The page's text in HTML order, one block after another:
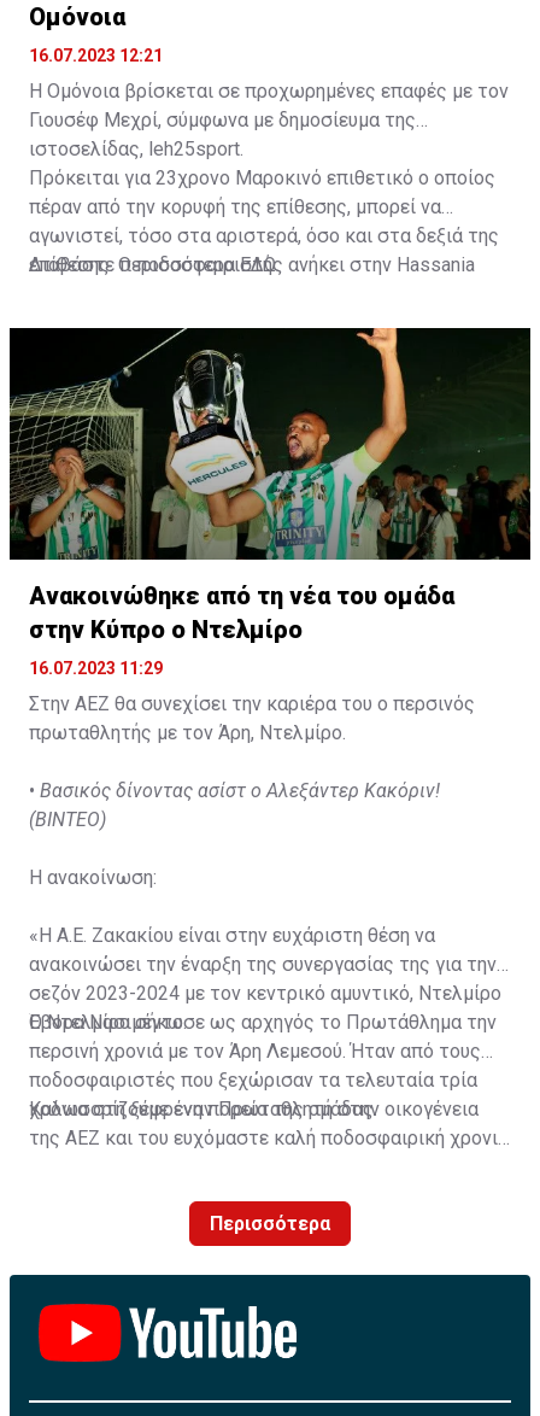
Ομόνοια
16.07.2023 12:21
Η Ομόνοια βρίσκεται σε προχωρημένες επαφές με τον
Γιουσέφ Μεχρί, σύμφωνα με δημοσίευμα της
ιστοσελίδας, leh25sport.
Πρόκειται για 23χρονο Μαροκινό επιθετικό ο οποίος
πέραν από την κορυφή της επίθεσης, μπορεί να
αγωνιστεί, τόσο στα αριστερά, όσο και στα δεξιά της
επίθεσης. Ο ποδοσφαιριστής ανήκει στην Hassania
2026.
Διαβάστε περισσότεραΕΔΩ.
Ανακοινώθηκε από τη νέα του ομάδα
στην Κύπρο ο Ντελμίρο
16.07.2023 11:29
Στην ΑΕΖ θα συνεχίσει την καριέρα του ο περσινός
πρωταθλητής με τον Άρη, Ντελμίρο.
• Βασικός δίνοντας ασίστ ο Αλεξάντερ Κακόριν!
(ΒΙΝΤΕΟ)
Η ανακοίνωση:
«Η Α.Ε. Ζακακίου είναι στην ευχάριστη θέση να
ανακοινώσει την έναρξη της συνεργασίας της για την
σεζόν 2023-2024 με τον κεντρικό αμυντικό, Ντελμίρο
Έβορα Νασιμέντο.
Ο Ντελμίρο σήκωσε ως αρχηγός το Πρωτάθλημα την
περσινή χρονιά με τον Άρη Λεμεσού. Ήταν από τους
ποδοσφαιριστές που ξεχώρισαν τα τελευταία τρία
χρόνια στη ξέφρενη πορεία της ομάδας.
Καλωσορίζουμε έναν Πρωταθλητή στην οικογένεια
της ΑΕΖ και του ευχόμαστε καλή ποδοσφαιρική χρονιά
Περισσότερα